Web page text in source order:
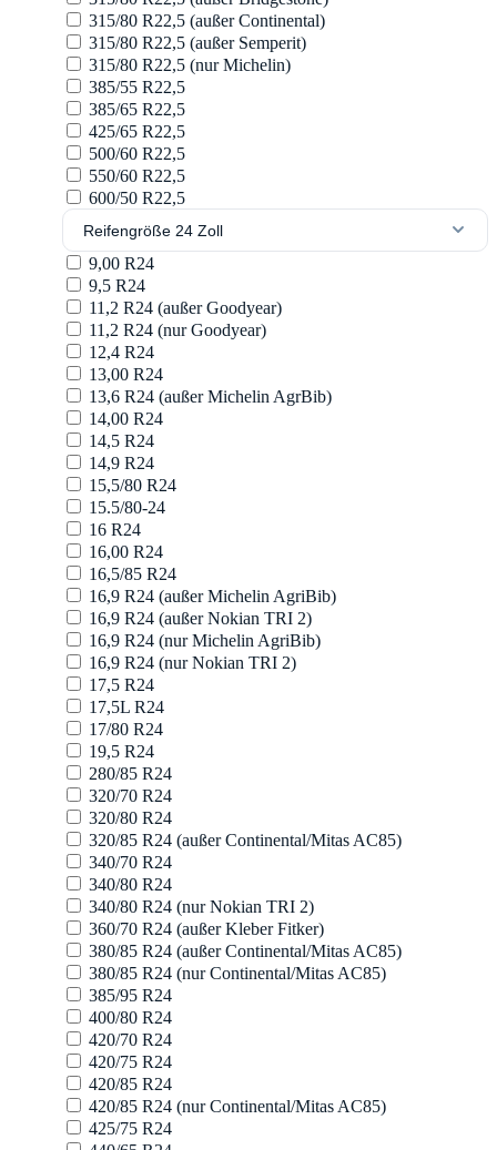
315/80 R22,5 (außer Continental)
315/80 R22,5 (außer Semperit)
315/80 R22,5 (nur Michelin)
385/55 R22,5
385/65 R22,5
425/65 R22,5
500/60 R22,5
550/60 R22,5
600/50 R22,5
Reifengröße 24 Zoll
9,00 R24
9,5 R24
11,2 R24 (außer Goodyear)
11,2 R24 (nur Goodyear)
12,4 R24
13,00 R24
13,6 R24 (außer Michelin AgrBib)
14,00 R24
14,5 R24
14,9 R24
15,5/80 R24
15.5/80-24
16 R24
16,00 R24
16,5/85 R24
16,9 R24 (außer Michelin AgriBib)
16,9 R24 (außer Nokian TRI 2)
16,9 R24 (nur Michelin AgriBib)
16,9 R24 (nur Nokian TRI 2)
17,5 R24
17,5L R24
17/80 R24
19,5 R24
280/85 R24
320/70 R24
320/80 R24
320/85 R24 (außer Continental/Mitas AC85)
340/70 R24
340/80 R24
340/80 R24 (nur Nokian TRI 2)
360/70 R24 (außer Kleber Fitker)
380/85 R24 (außer Continental/Mitas AC85)
380/85 R24 (nur Continental/Mitas AC85)
385/95 R24
400/80 R24
420/70 R24
420/75 R24
420/85 R24
420/85 R24 (nur Continental/Mitas AC85)
425/75 R24